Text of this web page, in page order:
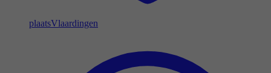
plaatsVlaardingen